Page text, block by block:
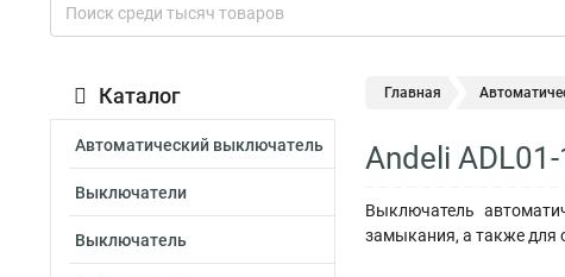
Каталог
Автоматический выключатель
Выключатели
Выключатель
Главная
Andeli
Выключатель
замыкания, а также для